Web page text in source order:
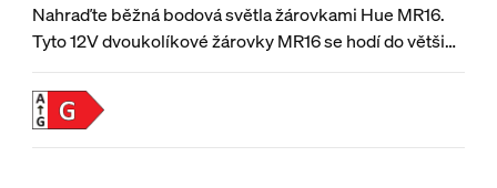
Nahraďte běžná bodová světla žárovkami Hue MR16.
Tyto 12V dvoukolíkové žárovky MR16 se hodí do většiny
stávajících svítidel a prozáří všechny kouty domácnosti
chytrým barevným světlem. Jsou kompatibilní
s většinou transformátorů.¹